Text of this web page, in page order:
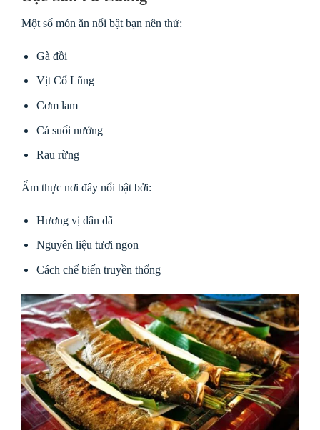
Một số món ăn nổi bật bạn nên thử:
Gà đồi
Vịt Cổ Lũng
Cơm lam
Cá suối nướng
Rau rừng
Ẩm thực nơi đây nổi bật bởi:
Hương vị dân dã
Nguyên liệu tươi ngon
Cách chế biến truyền thống